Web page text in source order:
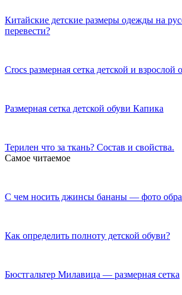
Китайские детские размеры одежды на
перевести?
Crocs размерная сетка детской и взрослой
Размерная сетка детской обуви Капика
Терилен что за ткань? Состав и свойства.
Самое читаемое
C чем носить джинсы бананы — фото
Как определить полноту детской обуви?
Бюстгальтер Милавица — размерная сетка